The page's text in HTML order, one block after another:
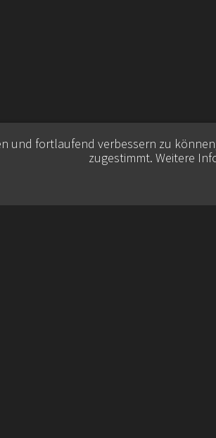
und fortlaufend verbessern zu
zugestimmt. Weitere